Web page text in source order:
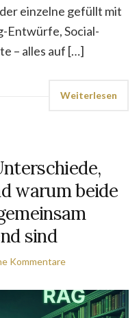
einzelne gefüllt mit
Entwürfe, Social-
– alles auf […]
Weiterlesen
warum beide
sind
Kommentare